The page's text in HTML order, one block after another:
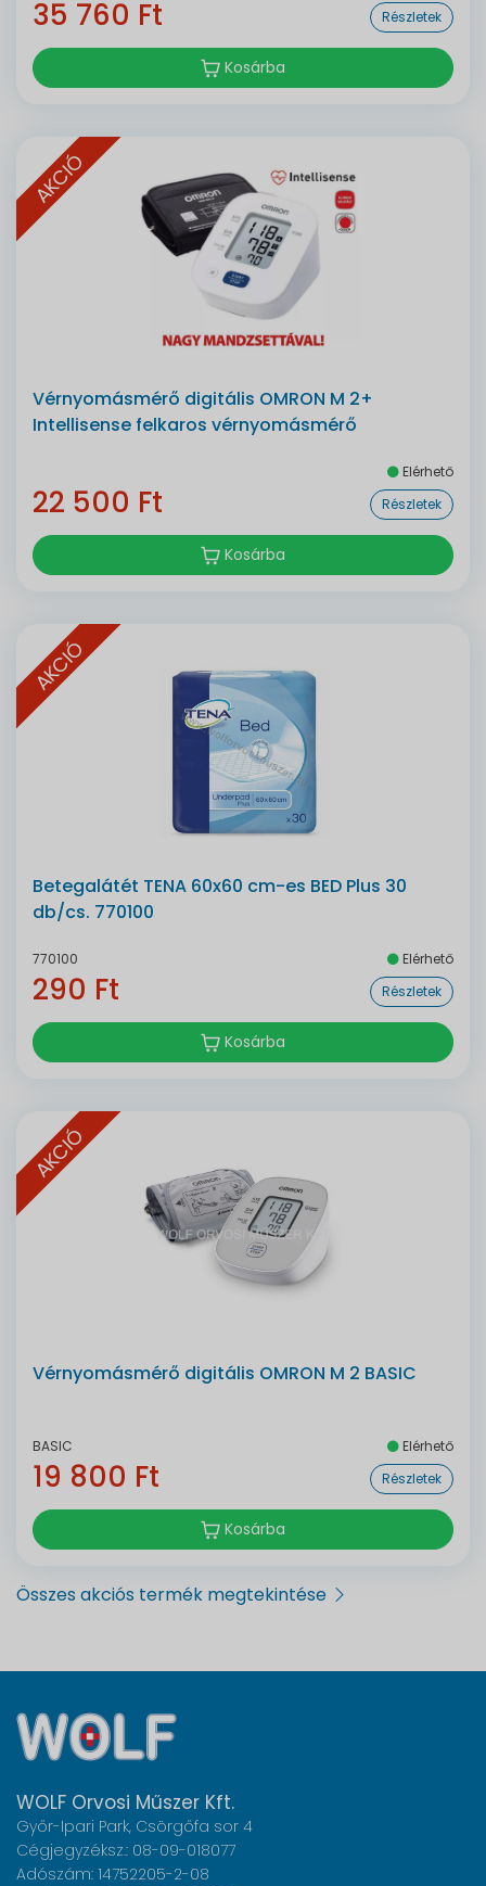
35 760 Ft Részletek
Kosárba
AKCIÓ
Vérnyomásmérő digitális OMRON M 2+
Intellisense felkaros vérnyomásmérő
Elérhető
22 500 Ft Részletek
Kosárba
AKCIÓ
Betegalátét TENA 60x60 cm-es BED Plus 30
db/cs. 770100
770100 Elérhető
290 Ft Részletek
Kosárba
AKCIÓ
Vérnyomásmérő digitális OMRON M 2 BASIC
BASIC Elérhető
19 800 Ft Részletek
Kosárba
Összes akciós termék megtekintése
WOLF Orvosi Műszer Kft.
Győr-Ipari Park, Csörgőfa sor 4
Cégjegyzéksz.: 08-09-018077
Adószám: 14752205-2-08